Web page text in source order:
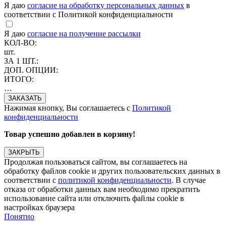
Я даю согласие на обработку персональных данных в
соответствии с Политикой конфиденциальности
Я даю согласие на получение рассылки
КОЛ-ВО:
шт.
ЗА 1 ШТ.:
ДОП. ОПЦИИ:
ИТОГО:
…
Нажимая кнопку, Вы соглашаетесь с Политикой
конфиденциальности
Товар успешно добавлен в корзину!
ЗАКРЫТЬ
Продолжая пользоваться сайтом, вы соглашаетесь на
обработку файлов cookie и других пользовательских данных в
соответствии с политикой конфиденциальности. В случае
отказа от обработки данных вам необходимо прекратить
использование сайта или отключить файлы cookie в
настройках браузера
Понятно